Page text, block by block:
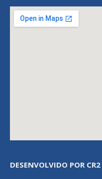
DESENVOLVIDO POR CR2